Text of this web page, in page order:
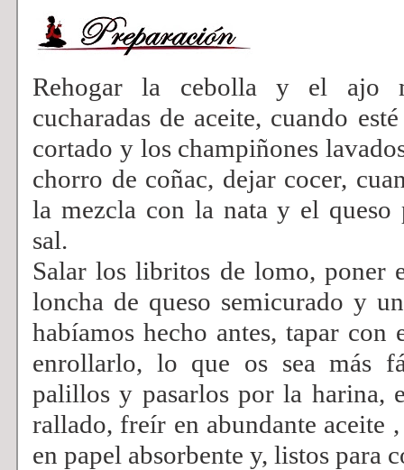
Rehogar la cebolla y el ajo
cucharadas de aceite, cuando
cortado y los champiñones
chorro de coñac, dejar cocer,
la mezcla con la nata y el queso
sal.
Salar los libritos de lomo, poner
loncha de queso semicurado y
habíamos hecho antes, tapar
enrollarlo, lo que os sea más
palillos y pasarlos por la harina,
rallado, freír en abundante aceite
en papel absorbente y, listos para